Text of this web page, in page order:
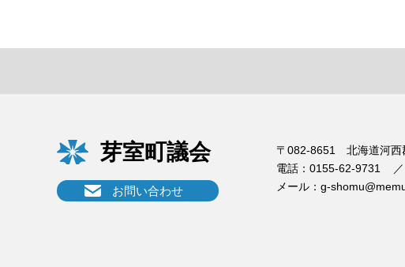
芽室町議会
〒082-8651 北海道河西
電話： 0155-62-9731
メール： g-
お問い合わせ